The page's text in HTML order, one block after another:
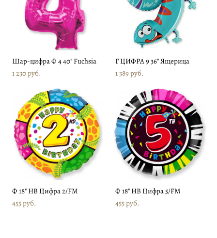
Шар-цифра Ф 4 40" Fuchsia
1 230 pуб.
Г ЦИФРА 9 36" Ящерица
1 389 pуб.
Ф 18" HB Цифра 2/FM
455 pуб.
Ф 18" HB Цифра 5/FM
455 pуб.